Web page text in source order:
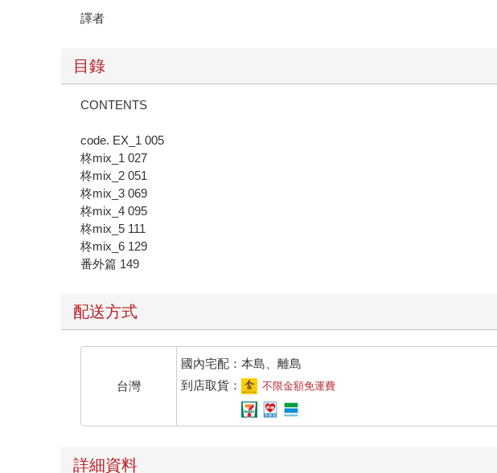
譯者
目錄
CONTENTS
code. EX_1 005
柊mix_1 027
柊mix_2 051
柊mix_3 069
柊mix_4 095
柊mix_5 111
柊mix_6 129
番外篇 149
配送方式
台灣
國內宅配：本島、離島
到店取貨：
不限金額免運費
詳細資料